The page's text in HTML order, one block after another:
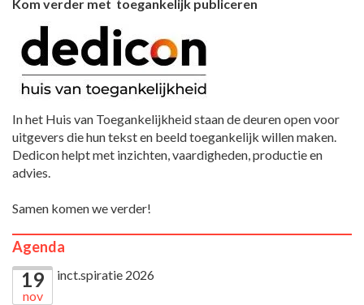
Kom verder met toegankelijk publiceren
In het Huis van Toegankelijkheid staan de deuren open voor
uitgevers die hun tekst en beeld toegankelijk willen maken.
Dedicon helpt met inzichten, vaardigheden, productie en
advies.
Samen komen we verder!
Agenda
19
nov
inct.spiratie 2026